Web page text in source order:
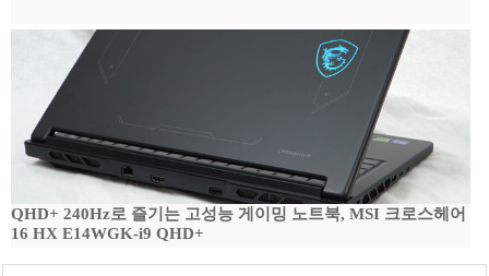
QHD+ 240Hz로 즐기는 고성능 게이밍 노트북, MSI 크로스헤어
16 HX E14WGK-i9 QHD+